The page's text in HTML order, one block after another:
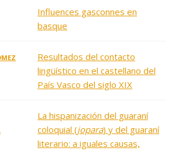
Influences gasconnes en
basque
Resultados del contacto
lingüístico en el castellano del
País Vasco del siglo XIX
La hispanización del guaraní
coloquial (jopara) y del guaraní
literario: a iguales causas,